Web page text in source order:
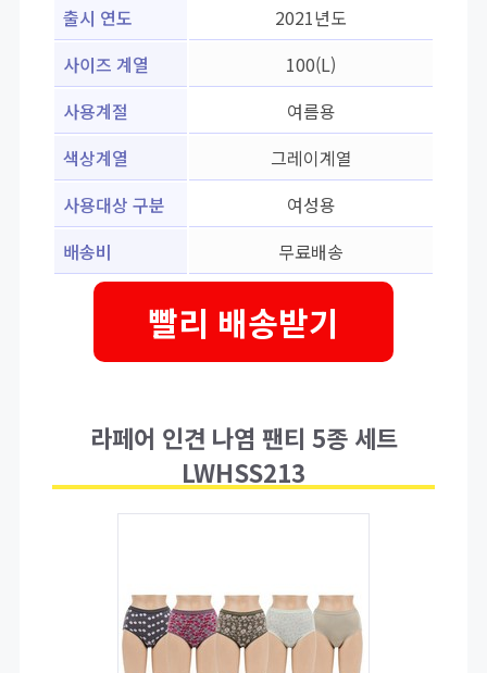
출시 연도
2021년도
사이즈 계열
100(L)
사용계절
여름용
색상계열
그레이계열
사용대상 구분
여성용
배송비
무료배송
빨리 배송받기
라페어 인견 나염 팬티 5종 세트
LWHSS213